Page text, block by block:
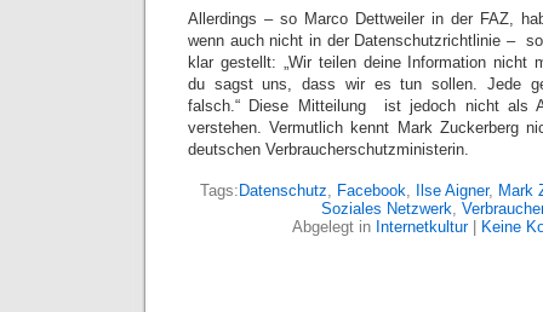
Allerdings – so Marco Dettweiler in der FAZ,
wenn auch nicht in der Datenschutzrichtlinie –
klar gestellt: „Wir teilen deine Information nicht
du sagst uns, dass wir es tun sollen. Jede
falsch.“ Diese Mitteilung ist jedoch nicht als
verstehen. Vermutlich kennt Mark Zuckerberg
deutschen Verbraucherschutzministerin.
Tags: Datenschutz Facebook Ilse Aigner, Mark
Soziales Netzwerk
Abgelegt in Internetkultur| Keine